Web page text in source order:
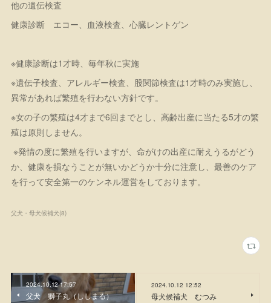
他の遺伝検査
健康診断 エコー、血液検査、心臓レントゲン
※健康診断は1才時、毎年秋に実施
※遺伝子検査、アレルギー検査、股関節検査は1才時のみ実施し、
異常があれば繁殖を行わない方針です。
※女の子の繁殖は4才まで6回までとし、高齢出産に当たる5才の繁
殖は原則しません。
※発情の度に繁殖を行いますが、命がけの出産に耐えうるがどう
か、健康を損なうことが無いかどうか十分に注意し、最善のケア
を行って安全第一のケンネル運営をしております。
父犬・母犬候補犬(8)
2024.10.12 17:57
父犬 獅子丸（ししまる）
2024.10.12 12:52
母犬候補犬 むつみ